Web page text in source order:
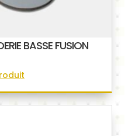
BASSE FUSION